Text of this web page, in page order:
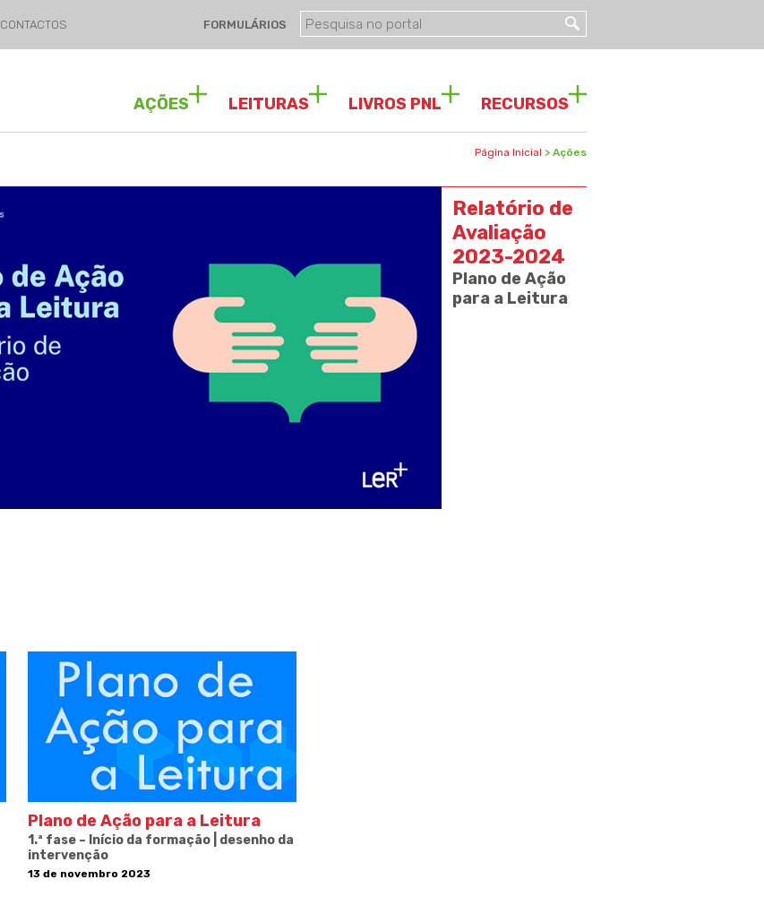
CONTACTOS FORMULÁRIOS
RECURSOS
LIVROS PNL
LEITURAS
AÇÕES
Página Inicial > Ações
Relatório de
Avaliação
2023-2024
Plano de Ação
para a Leitura
Plano de Ação para a Leitura
1.ª fase – Início da formação | desenho da
intervenção
13 de novembro 2023